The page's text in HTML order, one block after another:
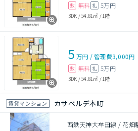
敷 無料 礼 5万円
3DK /54.81㎡ / 1階
5 万円 /管理費3,000円
敷 無料 礼 5万円
3DK /54.81㎡ / 1階
賃貸マンション カサベルデ本町
西鉄天神大牟田線 / 花畑